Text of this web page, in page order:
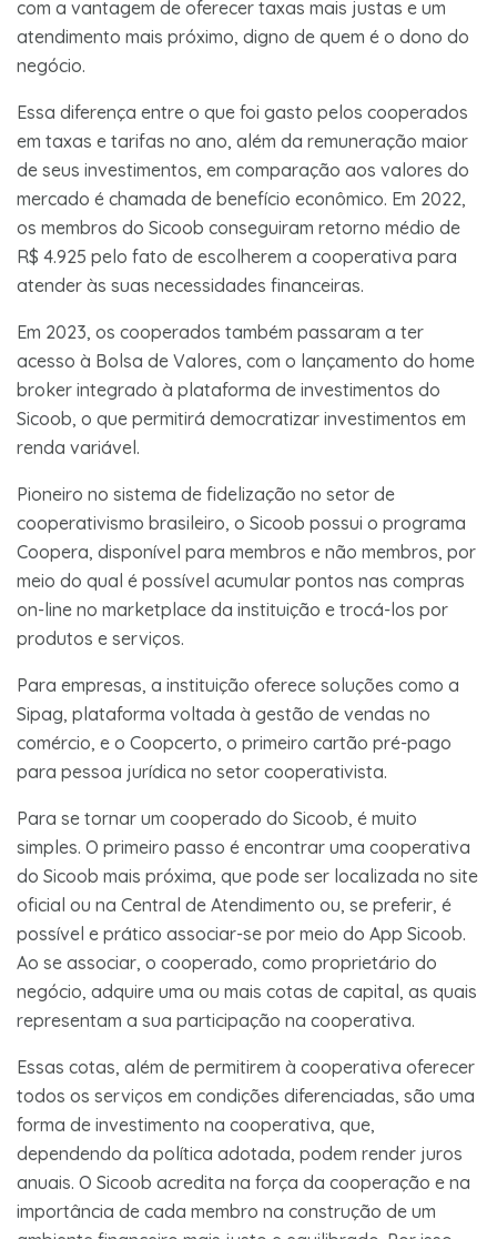
com a vantagem de oferecer taxas mais justas e um
atendimento mais próximo, digno de quem é o dono do
negócio.
Essa diferença entre o que foi gasto pelos cooperados
em taxas e tarifas no ano, além da remuneração maior
de seus investimentos, em comparação aos valores do
mercado é chamada de benefício econômico. Em 2022,
os membros do Sicoob conseguiram retorno médio de
R$ 4.925 pelo fato de escolherem a cooperativa para
atender às suas necessidades financeiras.
Em 2023, os cooperados também passaram a ter
acesso à Bolsa de Valores, com o lançamento do home
broker integrado à plataforma de investimentos do
Sicoob, o que permitirá democratizar investimentos em
renda variável.
Pioneiro no sistema de fidelização no setor de
cooperativismo brasileiro, o Sicoob possui o programa
Coopera, disponível para membros e não membros, por
meio do qual é possível acumular pontos nas compras
on-line no marketplace da instituição e trocá-los por
produtos e serviços.
Para empresas, a instituição oferece soluções como a
Sipag, plataforma voltada à gestão de vendas no
comércio, e o Coopcerto, o primeiro cartão pré-pago
para pessoa jurídica no setor cooperativista.
Para se tornar um cooperado do Sicoob, é muito
simples. O primeiro passo é encontrar uma cooperativa
do Sicoob mais próxima, que pode ser localizada no site
oficial ou na Central de Atendimento ou, se preferir, é
possível e prático associar-se por meio do App Sicoob.
Ao se associar, o cooperado, como proprietário do
negócio, adquire uma ou mais cotas de capital, as quais
representam a sua participação na cooperativa.
Essas cotas, além de permitirem à cooperativa oferecer
todos os serviços em condições diferenciadas, são uma
forma de investimento na cooperativa, que,
dependendo da política adotada, podem render juros
anuais. O Sicoob acredita na força da cooperação e na
importância de cada membro na construção de um